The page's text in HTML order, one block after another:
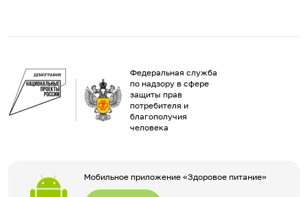
Федеральная служба
по надзору в сфере
защиты прав
потребителя и
благополучия
человека
Мобильное приложение «Здоровое питание»